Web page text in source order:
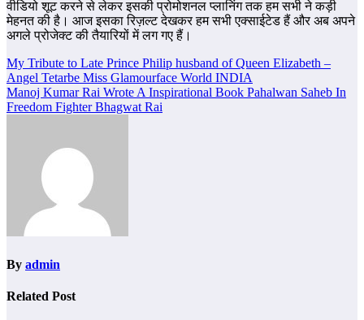
वीडियो शूट करने से लेकर इसकी प्रोमोशनल प्लानिंग तक हम सभी ने कड़ी
मेहनत की है। आज इसका रिज़ल्ट देखकर हम सभी एक्साईटेड हैं और अब अपने
अगले प्रोजेक्ट की तैयारियों में लग गए हैं।
Post
navigation
My Tribute to Late Prince Philip husband of Queen Elizabeth –
Angel Tetarbe Miss Glamourface World INDIA
Manoj Kumar Rai Wrote A Inspirational Book Pahalwan Saheb In
Freedom Fighter Bhagwat Rai
By admin
Related Post